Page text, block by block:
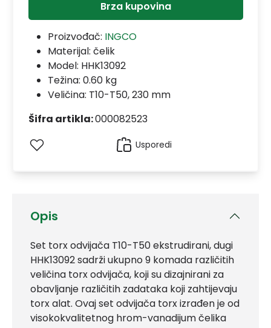
Opis
Set torx odvijača T10-T50 ekstrudirani, dugi
HHK13092 sadrži ukupno 9 komada različitih
veličina torx odvijača, koji su dizajnirani za
obavljanje različitih zadataka koji zahtijevaju
torx alat. Ovaj set odvijača torx izrađen je od
visokokvalitetnog hrom-vanadijum čelika
Brza kupovina
Proizvođač: INGCO
Materijal: čelik
Model: HHK13092
Težina: 0.60 kg
Veličina: T10-T50, 230 mm
Šifra artikla:000082523
Usporedi